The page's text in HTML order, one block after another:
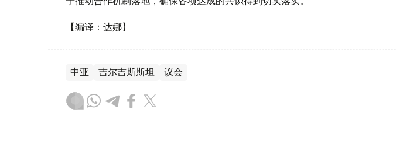
【编译：达娜】
中亚 吉尔吉斯斯坦 议会